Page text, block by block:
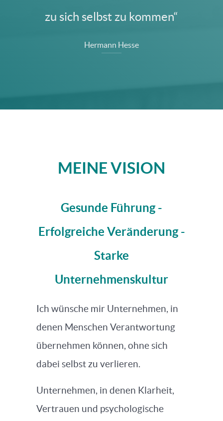
zu sich selbst zu kommen“
Hermann Hesse
MEINE VISION
Gesunde Führung -
Erfolgreiche Veränderung -
Starke
Unternehmenskultur
Ich wünsche mir Unternehmen, in
denen Menschen Verantwortung
übernehmen können, ohne sich
dabei selbst zu verlieren.
Unternehmen, in denen Klarheit,
Vertrauen und psychologische